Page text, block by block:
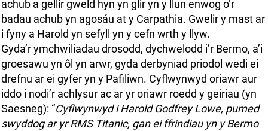
achub a gellir gweld hyn yn glir yn y llun enwog o’r
badau achub yn agosáu at y Carpathia. Gwelir y mast ar
i fyny a Harold yn sefyll yn y cefn wrth y llyw.
Gyda’r ymchwiliadau drosodd, dychwelodd i’r Bermo, a’i
groesawu yn ôl yn arwr, gyda derbyniad priodol wedi ei
drefnu ar ei gyfer yn y Pafiliwn. Cyflwynwyd oriawr aur
iddo i nodi’r achlysur ac ar yr oriawr roedd y geiriau (yn
Saesneg): “Cyflwynwyd i Harold Godfrey Lowe, pumed
swyddog ar yr RMS Titanic, gan ei ffrindiau yn y Bermo